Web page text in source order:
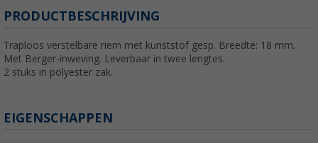
PRODUCTBESCHRIJVING
Traploos verstelbare riem met kunststof gesp. Breedte: 18 mm.
Met Berger-inweving. Leverbaar in twee lengtes.
2 stuks in polyester zak.
EIGENSCHAPPEN